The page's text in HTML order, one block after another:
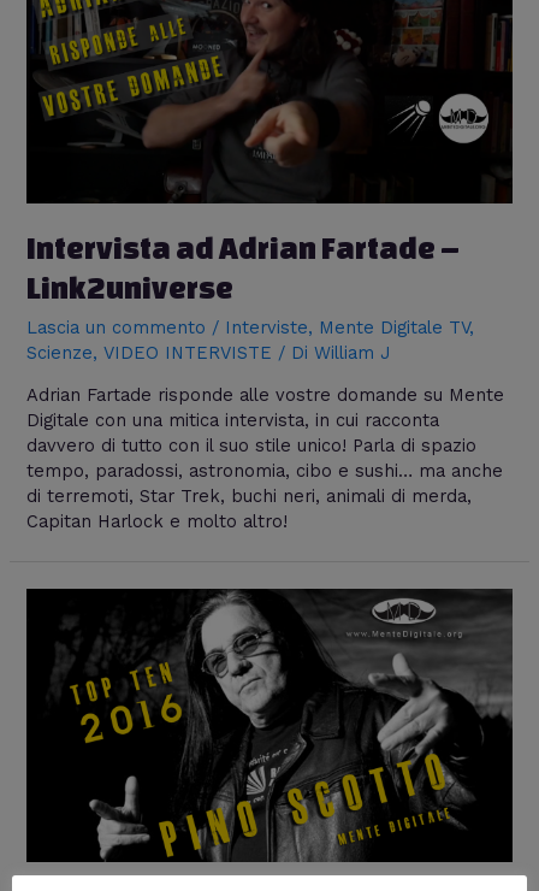
Intervista ad Adrian Fartade –
Link2universe
Lascia un commento / Interviste, Mente Digitale TV,
Scienze,VIDEO INTERVISTE / DiWilliam J
Adrian Fartade risponde alle vostre domande su Mente
Digitale con una mitica intervista, in cui racconta
davvero di tutto con il suo stile unico! Parla di spazio
tempo, paradossi, astronomia, cibo e sushi… ma anche
di terremoti, Star Trek, buchi neri, animali di merda,
Capitan Harlock e molto altro!